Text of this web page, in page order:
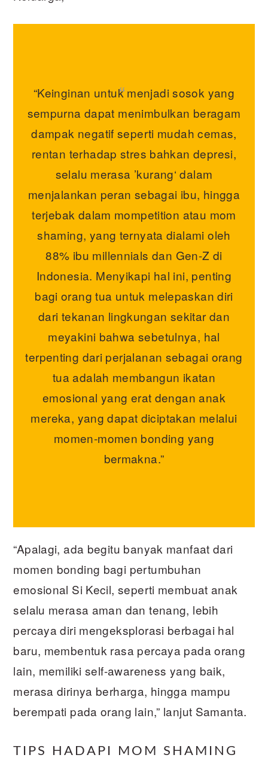
“Keinginan untuk menjadi sosok yang
sempurna dapat menimbulkan beragam
dampak negatif seperti mudah cemas,
rentan terhadap stres bahkan depresi,
selalu merasa ’kurang‘ dalam
menjalankan peran sebagai ibu, hingga
terjebak dalam mompetition atau mom
shaming, yang ternyata dialami oleh
88% ibu millennials dan Gen-Z di
Indonesia. Menyikapi hal ini, penting
bagi orang tua untuk melepaskan diri
dari tekanan lingkungan sekitar dan
meyakini bahwa sebetulnya, hal
terpenting dari perjalanan sebagai orang
tua adalah membangun ikatan
emosional yang erat dengan anak
mereka, yang dapat diciptakan melalui
momen-momen bonding yang
bermakna.”
“Apalagi, ada begitu banyak manfaat dari
momen bonding bagi pertumbuhan
emosional Si Kecil, seperti membuat anak
selalu merasa aman dan tenang, lebih
percaya diri mengeksplorasi berbagai hal
baru, membentuk rasa percaya pada orang
lain, memiliki self-awareness yang baik,
merasa dirinya berharga, hingga mampu
berempati pada orang lain,” lanjut Samanta.
TIPS HADAPI MOM SHAMING